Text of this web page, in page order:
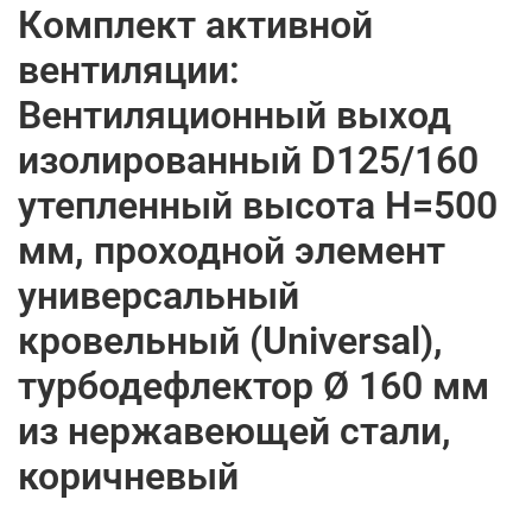
Комплект активной
вентиляции:
Вентиляционный выход
изолированный D125/160
утепленный высота H=500
мм, проходной элемент
универсальный
кровельный (Universal),
турбодефлектор Ø 160 мм
из нержавеющей стали,
коричневый